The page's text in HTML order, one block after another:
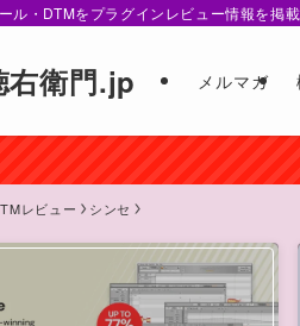
ル・DTMをプラグインレビュー情報を掲載
右衛門.jp メルマガ
レビュー シンセ